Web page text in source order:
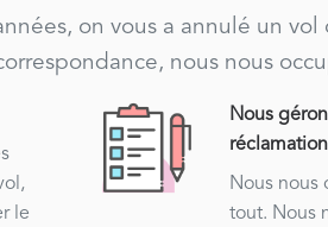
on vous a annulé un
nous nous
le
Nous
réclamation
Nous nous
tout. Nous